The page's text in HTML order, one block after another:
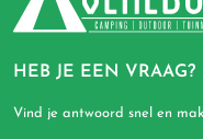
HEB JE EEN VRAAG?
Vind je antwoord snel en